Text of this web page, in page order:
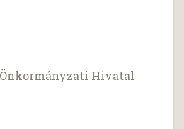
Hivatal